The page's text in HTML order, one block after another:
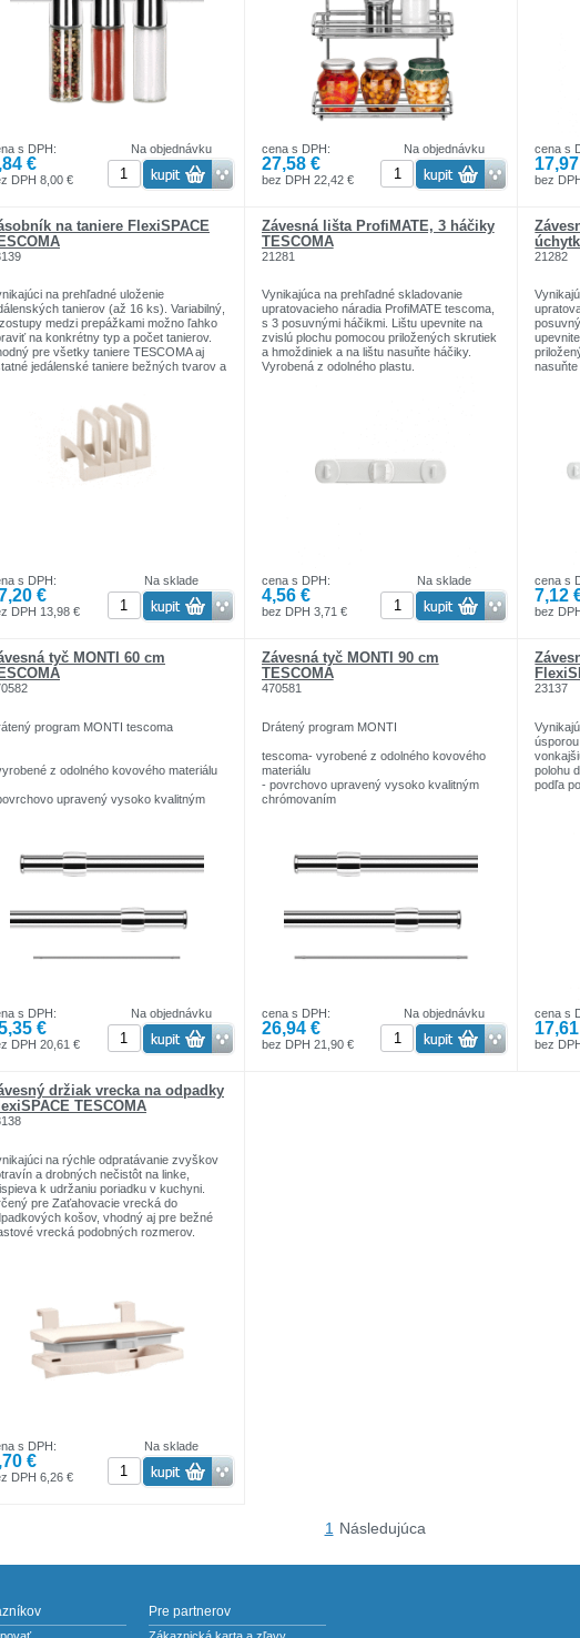
Na objednávku
s DPH:
€
DPH 8,00 €
Na objednávku
cena s DPH:
27,58 €
bez DPH 22,42 €
cena s
bez
na taniere FlexiSPACE
na prehľadné uloženie
tanierov (až 16 ks). Variabilný,
medzi prepážkami možno ľahko
na konkrétny typ a počet tanierov.
pre všetky taniere TESCOMA aj
jedálenské taniere bežných tvarov a
Na sklade
s DPH:
€
DPH 13,98 €
Závesná lišta ProfiMATE, 3 háčiky
TESCOMA
21281
Vynikajúca na prehľadné skladovanie
upratovacieho náradia ProfiMATE tescoma,
s 3 posuvnými háčikmi. Lištu upevnite na
zvislú plochu pomocou priložených skrutiek
a hmoždiniek a na lištu nasuňte háčiky.
Vyrobená z odolného plastu.
Na sklade
cena s DPH:
4,56 €
bez DPH 3,71 €
21282
cena s
7,12
bez
tyč MONTI 60 cm
program MONTI tescoma
z odolného kovového materiálu
upravený vysoko kvalitným
do každej ( novej i staršej )
Na objednávku
s DPH:
€
DPH 20,61 €
Závesná tyč MONTI 90 cm
TESCOMA
470581
Drátený program MONTI
tescoma- vyrobené z odolného kovového
materiálu
- povrchovo upravený vysoko kvalitným
chrómovaním
- vhodný do každej ( novej i staršej )
kuchyne
Na objednávku
cena s DPH:
26,94 €
bez DPH 21,90 €
23137
polohu
podľa
cena s
bez
držiak vrecka na odpadky
TESCOMA
na rýchle odpratávanie zvyškov
a drobných nečistôt na linke,
k udržaniu poriadku v kuchyni.
pre Zaťahovacie vrecká do
košov, vhodný aj pre bežné
vrecká podobných rozmerov.
Na sklade
s DPH:
€
DPH 6,26 €
1 Následujúca
Pre partnerov